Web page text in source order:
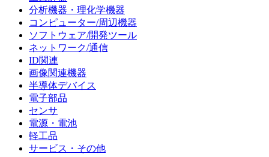
分析機器・理化学機器
コンピューター/周辺機器
ソフトウェア/開発ツール
ネットワーク/通信
ID関連
画像関連機器
半導体デバイス
電子部品
センサ
電源・電池
軽工品
サービス・その他